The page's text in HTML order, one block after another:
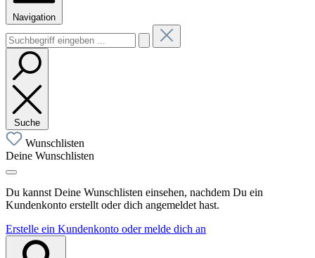
Navigation
Suche
Wunschlisten
Deine Wunschlisten
Du kannst Deine Wunschlisten einsehen, nachdem Du ein
Kundenkonto erstellt oder dich angemeldet hast.
Erstelle ein Kundenkonto oder melde dich an